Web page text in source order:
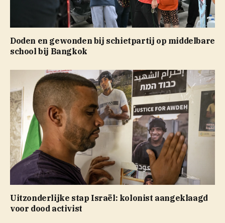
Doden en gewonden bij schietpartij op middelbare
school bij Bangkok
Uitzonderlijke stap Israël: kolonist aangeklaagd
voor dood activist